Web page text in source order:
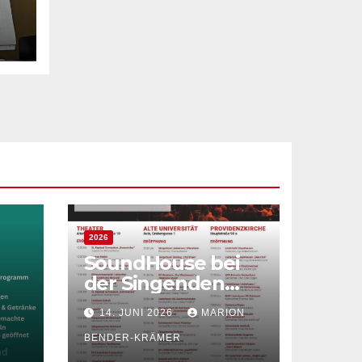
2026
SoundHouse bei
der Singenden
Altstadt in
Heidelberg
14. JUNI 2026 MARION
BENDER-KRÄMER